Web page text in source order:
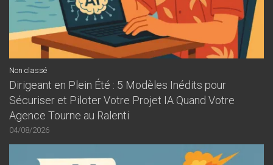
Non classé
Dirigeant en Plein Été : 5 Modèles Inédits pour
Sécuriser et Piloter Votre Projet IA Quand Votre
Agence Tourne au Ralenti
04/08/2026